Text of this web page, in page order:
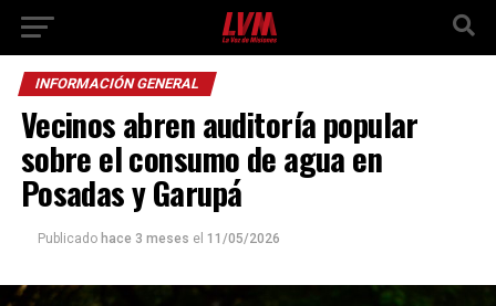
INFORMACIÓN GENERAL
Vecinos abren auditoría popular
sobre el consumo de agua en
Posadas y Garupá
Publicado hace 3 meses el 11/05/2026